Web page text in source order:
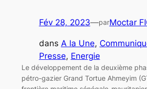
Fév 28, 2023—parMoctar
dans A la Une,
Presse, Energie
Le développement de la deuxième
pétro-gazier Grand Tortue Ahmeyim